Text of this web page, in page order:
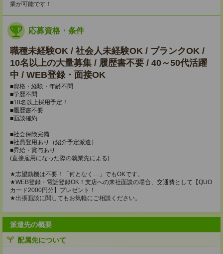
業が可能です！
応募資格・条件
職種未経験OK / 社会人未経験OK / ブランクOK /
10名以上の大量募集 / 履歴書不要 / 40～50代活躍
中 / WEB登録・面接OK
■資格・経験・年齢不問
■学歴不問
■10名以上採用予定！
■履歴書不要
■面談確約
■社会保険完備
■社員登用あり（紹介予定派遣）
■昇給・賞与あり
(直接雇用になった際の就業先による)
★志望動機は不要！「何となく…」でもOKです。
★WEB登録・電話登録OK！支店への来社面談の場合、交通費として【QUO
カード2000円分】プレゼント！
★出張面談に関してもお気軽にご相談ください。
派遣先の概要
配属先について